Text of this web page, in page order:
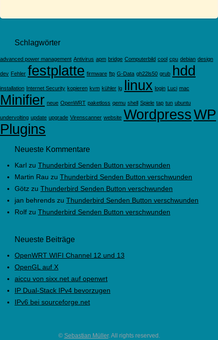
Schlagwörter
advanced power management Antivirus apm bridge Computerbild cool cpu debian design
dev Fehler festplatte firmware ftp G-Data gh22ls50 grub hdd
installation Internet Security kopieren kvm kühler lg linux login Luci mac
Minifier neue OpenWRT paketloss qemu shell Spiele tap tun ubuntu
undervolting update upgrade Virenscanner website WordpressWP
Plugins
Neueste Kommentare
Karl zu Thunderbird Senden Button verschwunden
Martin Rau zu Thunderbird Senden Button verschwunden
Götz zu Thunderbird Senden Button verschwunden
jan behrends zu Thunderbird Senden Button verschwunden
Rolf zu Thunderbird Senden Button verschwunden
Neueste Beiträge
OpenWRT WIFI Channel 12 und 13
OpenGL auf X
aiccu von sixx.net auf openwrt
IP Dual-Stack IPv4 bevorzugen
IPv6 bei sourceforge.net
© Sebastian Müller. All rights reserved.